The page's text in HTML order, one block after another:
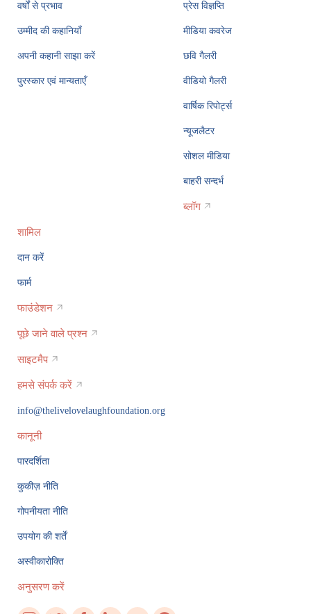
वर्षों से प्रभाव
उम्मीद की कहानियाँ
अपनी कहानी साझा करें
पुरस्कार एवं मान्यताएँ
प्रेस विज्ञप्ति
मीडिया कवरेज
छवि गैलरी
वीडियो गैलरी
वार्षिक रिपोर्ट्स
न्यूजलैटर
सोशल मीडिया
बाहरी सन्दर्भ
ब्लॉग
शामिल
दान करें
फार्म
फाउंडेशन
पूछे जाने वाले प्रश्न
साइटमैप
हमसे संपर्क करें
info@thelivelovelaughfoundation.org
कानूनी
पारदर्शिता
कुकीज़ नीति
गोपनीयता नीति
उपयोग की शर्तें
अस्वीकारोक्ति
अनुसरण करें